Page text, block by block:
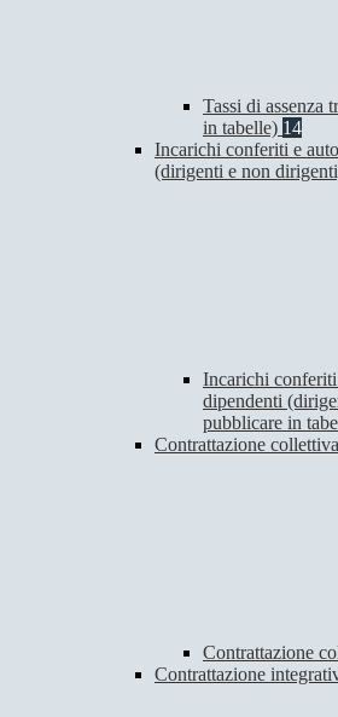
Tassi di assenza
in tabelle) 14
Incarichi conferiti e
(dirigenti e non
Incarichi
dipendenti
pubblicare in
Contrattazione collettiva
Contrattazione
Contrattazione